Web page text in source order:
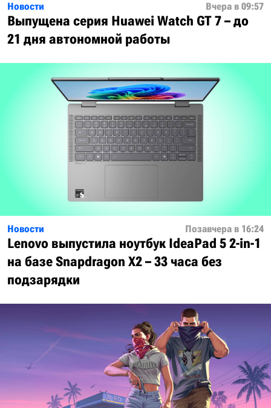
Новости Вчера в 09:57
Выпущена серия Huawei Watch GT 7 – до
21 дня автономной работы
Новости Позавчера в 16:24
Lenovo выпустила ноутбук IdeaPad 5 2-in-1
на базе Snapdragon X2 – 33 часа без
подзарядки